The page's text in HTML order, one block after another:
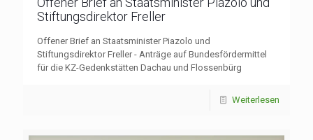
Stiftungsdirektor Freller
Offener Brief an Staatsminister Piazolo und
Stiftungsdirektor Freller - Anträge auf Bundesfördermittel
für die KZ-Gedenkstätten Dachau und Flossenbürg
Weiterlesen